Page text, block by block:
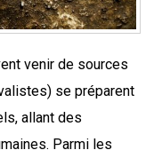
venir de sources
se préparent
allant des
Parmi les